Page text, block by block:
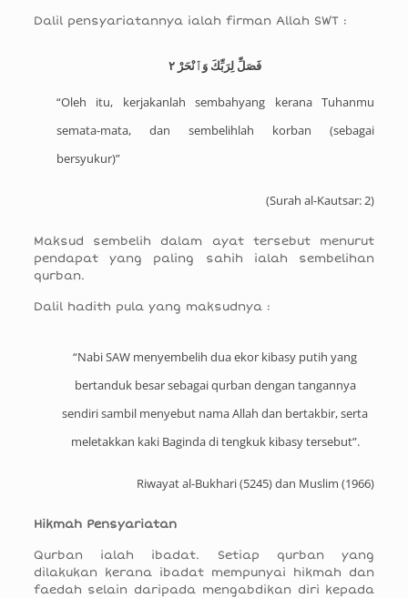
Dalil pensyariatannya ialah firman Allah SWT :
فَصَلِّ لِرَبِّكَ وَٱنْحَرْ ٢
“Oleh itu, kerjakanlah sembahyang kerana Tuhanmu
semata-mata, dan sembelihlah korban (sebagai
bersyukur)”
(Surah al-Kautsar: 2)
Maksud sembelih dalam ayat tersebut menurut
pendapat yang paling sahih ialah sembelihan
qurban.
Dalil hadith pula yang maksudnya :
“Nabi SAW menyembelih dua ekor kibasy putih yang
bertanduk besar sebagai qurban dengan tangannya
sendiri sambil menyebut nama Allah dan bertakbir, serta
meletakkan kaki Baginda di tengkuk kibasy tersebut”.
Riwayat al-Bukhari (5245) dan Muslim (1966)
Hikmah Pensyariatan
Qurban ialah ibadat. Setiap qurban yang
dilakukan kerana ibadat mempunyai hikmah dan
faedah selain daripada mengabdikan diri kepada